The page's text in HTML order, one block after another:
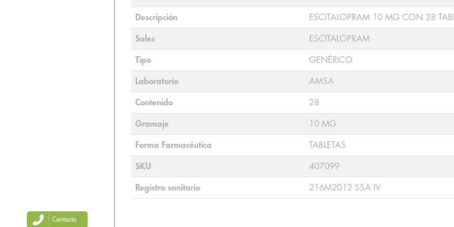
Descripción ESCITALOPRAM 10 MG CON 28
Sales ESCITALOPRAM
Tipo GENÉRICO
Laboratorio AMSA
Contenido 28
Gramaje 10 MG
Forma Farmacéutica TABLETAS
SKU 407099
Registro sanitario 216M2012 SSA IV